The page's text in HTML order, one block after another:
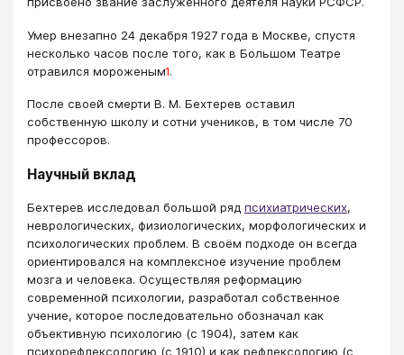
Умер внезапно 24 декабря 1927 года в Москве, спустя
несколько часов после того, как в Большом Театре
отравился мороженым1.
После своей смерти В. М. Бехтерев оставил
собственную школу и сотни учеников, в том числе 70
профессоров.
Научный вклад
Бехтерев исследовал большой ряд психиатрических,
неврологических, физиологических, морфологических и
психологических проблем. В своём подходе он всегда
ориентировался на комплексное изучение проблем
мозга и человека. Осуществляя реформацию
современной психологии, разработал собственное
учение, которое последовательно обозначал как
объективную психологию (с 1904), затем как
психорефлексологию (с 1910) и как рефлексологию (с